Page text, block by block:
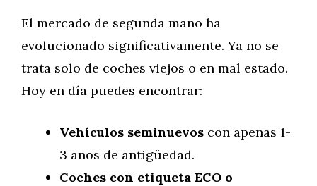
El mercado de segunda mano ha
evolucionado significativamente. Ya no se
trata solo de coches viejos o en mal estado.
Hoy en día puedes encontrar:
Vehículos seminuevos con apenas 1-
3 años de antigüedad.
Coches con etiqueta ECO o